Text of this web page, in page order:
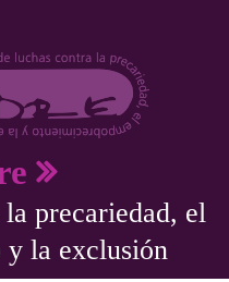
precariedad, el
y la exclusión